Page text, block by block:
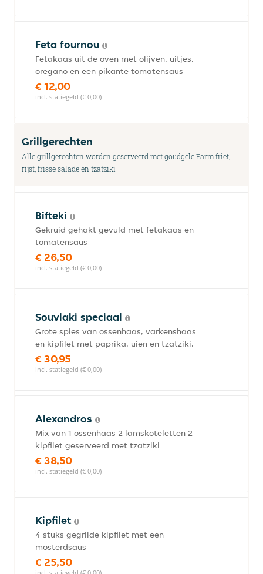
Feta fournou
Fetakaas uit de oven met olijven, uitjes,
oregano en een pikante tomatensaus
€ 12,00
incl. statiegeld (€ 0,00)
Grillgerechten
Alle grillgerechten worden geserveerd met goudgele Farm friet,
rijst, frisse salade en tzatziki
Bifteki
Gekruid gehakt gevuld met fetakaas en
tomatensaus
€ 26,50
incl. statiegeld (€ 0,00)
Souvlaki speciaal
Grote spies van ossenhaas, varkenshaas
en kipfilet met paprika, uien en tzatziki.
€ 30,95
incl. statiegeld (€ 0,00)
Alexandros
Mix van 1 ossenhaas 2 lamskoteletten 2
kipfilet geserveerd met tzatziki
€ 38,50
incl. statiegeld (€ 0,00)
Kipfilet
4 stuks gegrilde kipfilet met een
mosterdsaus
€ 25,50